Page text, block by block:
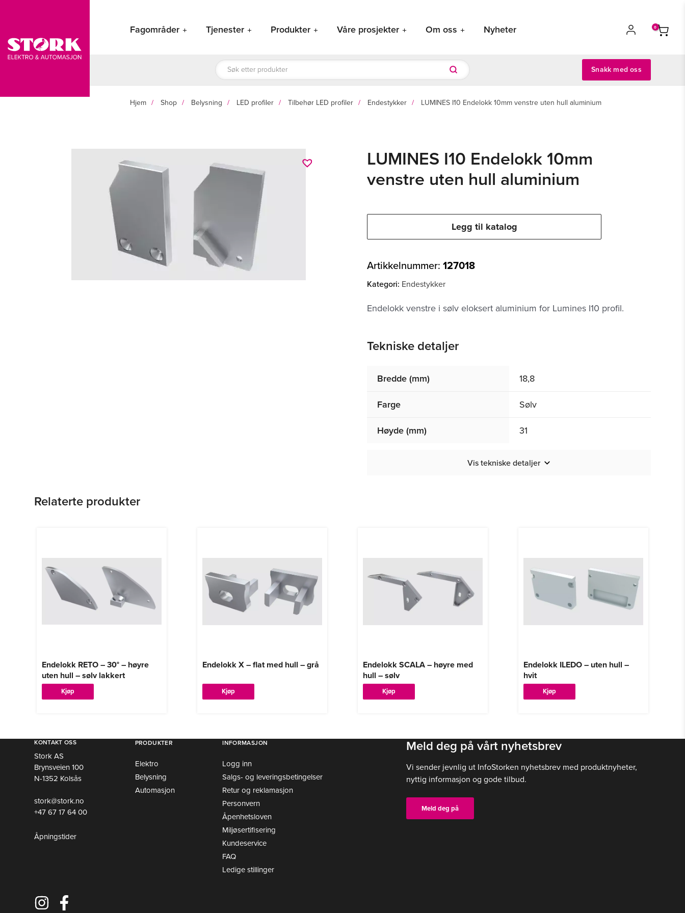
innholdet
Fagområder Tjenester Produkter Våre prosjekter Om oss Nyheter
Products
search Snakk med oss
Hjem Shop Belysning LED profiler Tilbehør LED profiler Endestykker LUMINES I10 Endelokk 10mm venstre uten hull aluminium
LUMINES I10 Endelokk 10mm
venstre uten hull aluminium
Legg til katalog
Artikkelnummer:127018
Kategori: Endestykker
Endelokk venstre i sølv eloksert aluminium for Lumines I10 profil.
Tekniske detaljer
Bredde (mm)
18,8
Farge
Sølv
Høyde (mm)
31
Vis tekniske detaljer
Relaterte produkter
Endelokk RETO – 30° – høyre
uten hull – sølv lakkert
Kjøp
Endelokk X – flat med hull – grå
Kjøp
Endelokk SCALA – høyre med
hull – sølv
Kjøp
Endelokk ILEDO – uten hull –
hvit
Kjøp
KONTAKT OSS
Stork AS
Brynsveien 100
N-1352 Kolsås
stork@stork.no
+47 67 17 64 00
Åpningstider
PRODUKTER
Elektro
Belysning
Automasjon
INFORMASJON
Logg inn
Salgs- og leveringsbetingelser
Retur og reklamasjon
Personvern
Åpenhetsloven
Miljøsertifisering
Kundeservice
FAQ
Ledige stillinger
Meld deg på vårt nyhetsbrev
Vi sender jevnlig ut InfoStorken nyhetsbrev med produktnyheter,
nyttig informasjon og gode tilbud.
Meld deg på